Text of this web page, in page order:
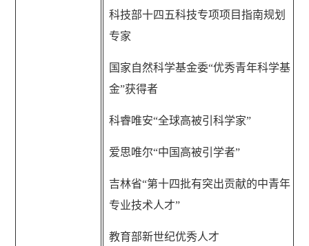
科技部十四五科技专项项目指南规划
专家
国家自然科学基金委“优秀青年科学基
金”获得者
科睿唯安“全球高被引科学家”
爱思唯尔“中国高被引学者”
吉林省“第十四批有突出贡献的中青年
专业技术人才”
教育部新世纪优秀人才